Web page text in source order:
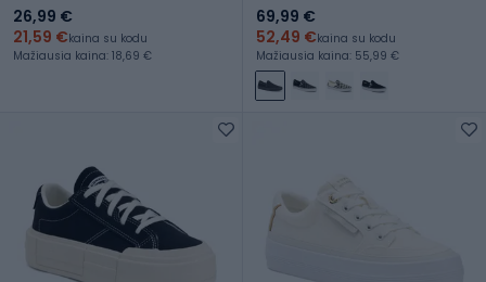
26,99 €
21,59 €kaina su kodu
Mažiausia kaina: 18,69 €
69,99 €
52,49 €kaina su kodu
Mažiausia kaina: 55,99 €